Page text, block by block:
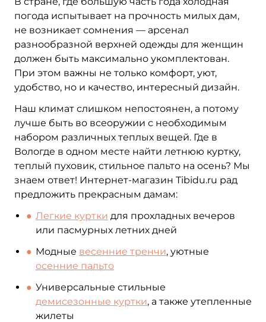
погода испытывает на прочность милых дам,
не возникает сомнения — арсенал
разнообразной верхней одежды для женщин
должен быть максимально укомплектован.
При этом важны не только комфорт, уют,
удобство, но и качество, интересный дизайн.
Наш климат слишком непостоянен, а потому
лучше быть во всеоружии с необходимым
набором различных теплых вещей. Где в
Вологде в одном месте найти летнюю куртку,
теплый пуховик, стильное пальто на осень? Мы
знаем ответ! Интернет-магазин Tibidu.ru рад
предложить прекрасным дамам:
Легкие куртки для прохладных вечеров
или пасмурных летних дней
Модные весенние тренчи, уютные
осенние пальто
Универсальные стильные
демисезонные куртки, а также утепленные
жилеты